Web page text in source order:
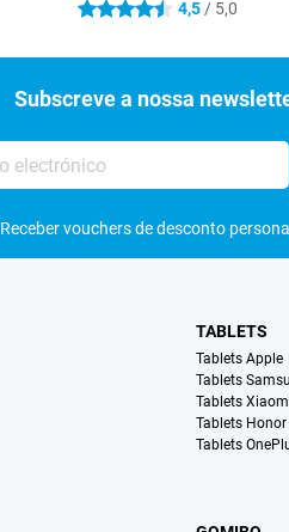
4.5 estrelas 4,5 / 5,0
Subscreve a nossa
Receber vouchers de desconto
TABLETS
Tablets Apple
Tablets
Tablets
Tablets Honor
Tablets